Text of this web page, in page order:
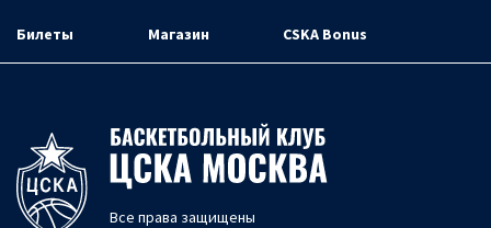
Билеты Магазин CSKA Bonus
Все права защищены